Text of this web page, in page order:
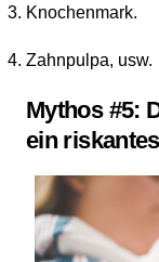
Knochenmark.
Zahnpulpa, usw.
Mythos #5:
ein